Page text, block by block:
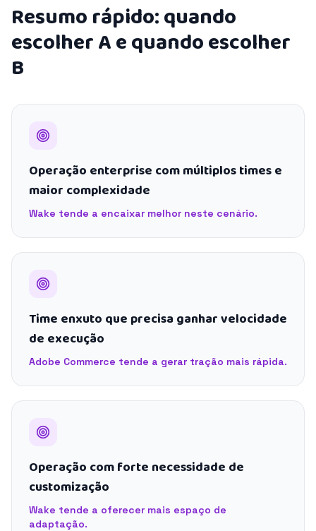
Resumo rápido: quando
escolher A e quando escolher
B
Operação enterprise com múltiplos times e
maior complexidade
Wake tende a encaixar melhor neste cenário.
Time enxuto que precisa ganhar velocidade
de execução
Adobe Commerce tende a gerar tração mais rápida.
Operação com forte necessidade de
customização
Wake tende a oferecer mais espaço de
adaptação.